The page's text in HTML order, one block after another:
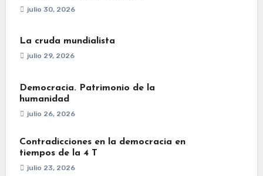
julio 30, 2026
La cruda mundialista
julio 29, 2026
Democracia. Patrimonio de la
humanidad
julio 26, 2026
Contradicciones en la democracia en
tiempos de la 4 T
julio 23, 2026